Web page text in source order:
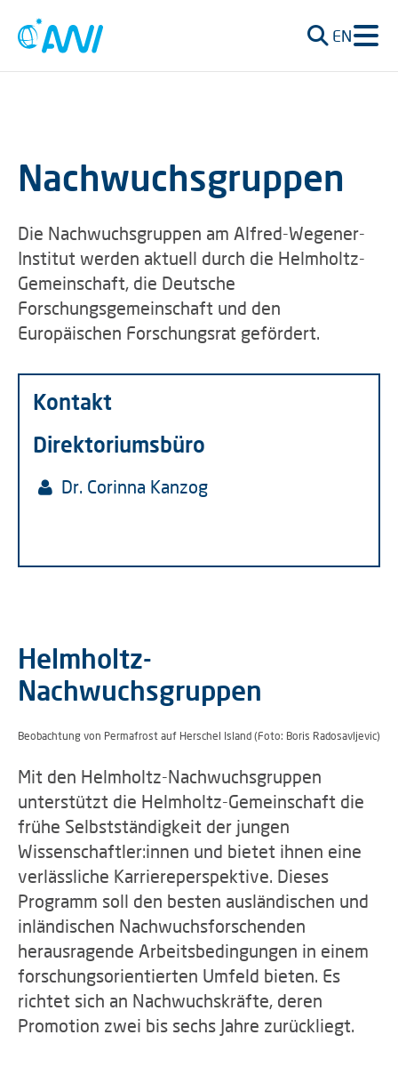
EN
Nachwuchsgruppen
Die Nachwuchsgruppen am Alfred-Wegener-
Institut werden aktuell durch die Helmholtz-
Gemeinschaft, die Deutsche
Forschungsgemeinschaft und den
Europäischen Forschungsrat gefördert.
Kontakt
Direktoriumsbüro
Dr. Corinna Kanzog
Helmholtz-
Nachwuchsgruppen
Beobachtung von Permafrost auf Herschel Island (Foto: Boris Radosavljevic)
Mit den Helmholtz-Nachwuchsgruppen
unterstützt die Helmholtz-Gemeinschaft die
frühe Selbstständigkeit der jungen
Wissenschaftler:innen und bietet ihnen eine
verlässliche Karriereperspektive. Dieses
Programm soll den besten ausländischen und
inländischen Nachwuchsforschenden
herausragende Arbeitsbedingungen in einem
forschungsorientierten Umfeld bieten. Es
richtet sich an Nachwuchskräfte, deren
Promotion zwei bis sechs Jahre zurückliegt.